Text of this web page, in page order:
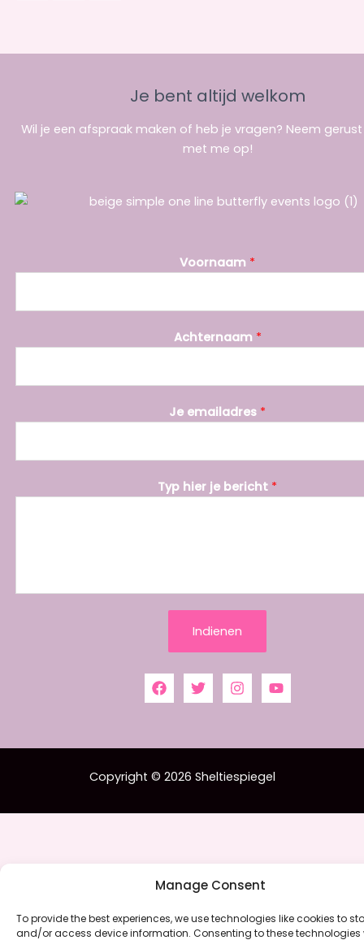
Manage Consent
To provide the best experiences, we use technologies like cookies to
and/or access device information. Consenting to these technologies
Je bent altijd welkom
Wil je een afspraak maken of heb je vragen? Neem
met me op!
Voornaam *
Achternaam *
Je emailadres *
e
a
d
r
e
s
Typ hier je bericht *
Indienen
Copyright © 2026 Sheltiespiegel